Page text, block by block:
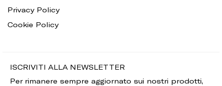
Privacy Policy
Cookie Policy
ISCRIVITI ALLA NEWSLETTER
Per rimanere sempre aggiornato sui nostri prodotti,